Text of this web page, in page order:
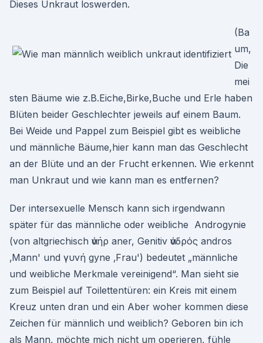
Dieses Unkraut loswerden.
(Ba
um,
Die
mei
sten Bäume wie z.B.Eiche,Birke,Buche und Erle haben
Blüten beider Geschlechter jeweils auf einem Baum.
Bei Weide und Pappel zum Beispiel gibt es weibliche
und männliche Bäume,hier kann man das Geschlecht
an der Blüte und an der Frucht erkennen. Wie erkennt
man Unkraut und wie kann man es entfernen?
Der intersexuelle Mensch kann sich irgendwann
später für das männliche oder weibliche Androgynie
(von altgriechisch ἀνήρ aner, Genitiv ἀνδρός andros
‚Mann' und γυνή gyne ‚Frau') bedeutet „männliche
und weibliche Merkmale vereinigend“. Man sieht sie
zum Beispiel auf Toilettentüren: ein Kreis mit einem
Kreuz unten dran und ein Aber woher kommen diese
Zeichen für männlich und weiblich? Geboren bin ich
als Mann, möchte mich nicht um operieren, fühle